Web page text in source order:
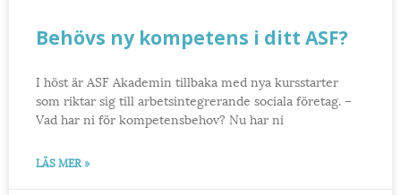
Behövs ny kompetens i ditt ASF?
I höst är ASF Akademin tillbaka med nya kursstarter
som riktar sig till arbetsintegrerande sociala företag. –
Vad har ni för kompetensbehov? Nu har ni
LÄS MER »